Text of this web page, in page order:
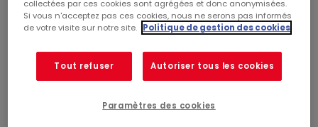
Communiqué de mise à disposition du rapport financier
semestriel 2023
collectées par ces cookies sont agrégées et donc anonymisées.
Si vous n'acceptez pas ces cookies, nous ne serons pas informés
de votre visite sur notre site. Politique de gestion des cookies
Tout refuser Autoriser tous les cookies
Paramètres des cookies